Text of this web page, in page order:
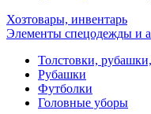
Хозтовары, инвентарь
Элементы спецодежды и
Толстовки,
Рубашки
Футболки
Головные уборы